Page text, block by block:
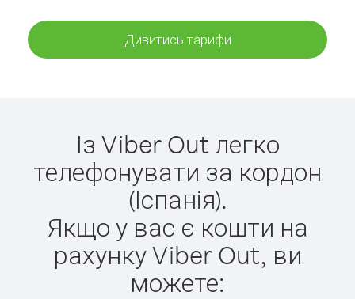
Дивитись тарифи
Із Viber Out легко
телефонувати за кордон
(Іспанія).
Якщо у вас є кошти на
рахунку Viber Out, ви
можете: